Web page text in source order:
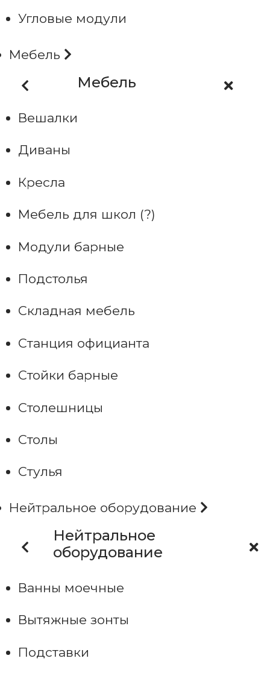
Угловые модули
Мебель
Мебель
Вешалки
Диваны
Кресла
Мебель для школ (?)
Модули барные
Подстолья
Складная мебель
Станция официанта
Стойки барные
Столешницы
Столы
Стулья
Нейтральное оборудование
Нейтральное
оборудование
Ванны моечные
Вытяжные зонты
Подставки